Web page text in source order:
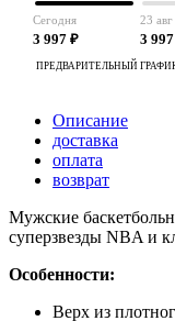
Сегодня
3 997 ₽
23 авг
3
ПРЕДВАРИТЕЛЬНЫЙ
Описание
доставка
оплата
возврат
Мужские
суперзвезды NBA и
Особенности:
Верх из